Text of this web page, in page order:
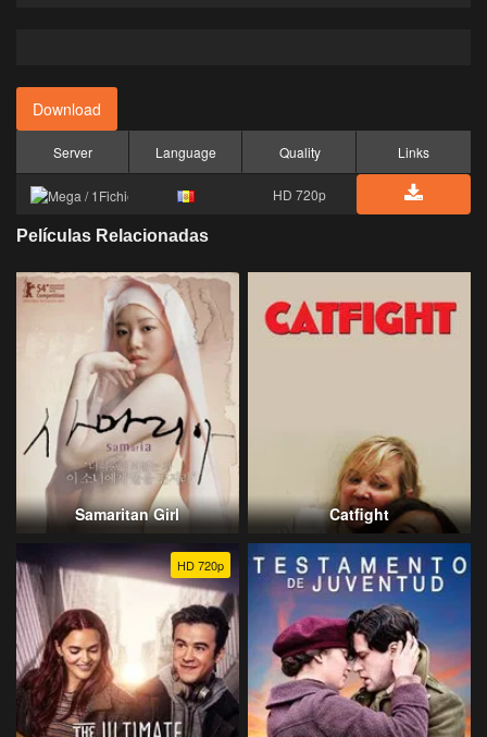
Download
Server Language Quality Links
HD 720p
Películas Relacionadas
Samaritan Girl Catfight
HD 720p